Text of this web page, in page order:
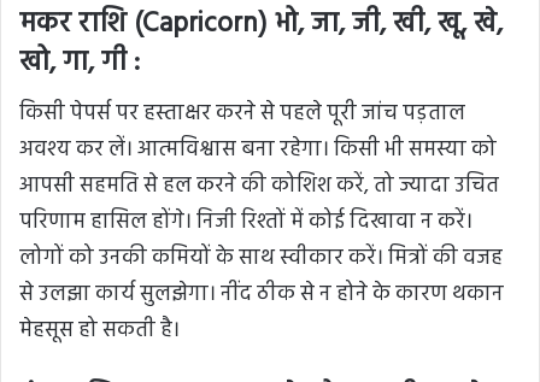
मकर राशि (Capricorn) भो, जा, जी, खी, खू, खे,
खो, गा, गी :
किसी पेपर्स पर हस्ताक्षर करने से पहले पूरी जांच पड़ताल
अवश्य कर लें। आत्मविश्वास बना रहेगा। किसी भी समस्या को
आपसी सहमति से हल करने की कोशिश करें, तो ज्यादा उचित
परिणाम हासिल होंगे। निजी रिश्तों में कोई दिखावा न करें।
लोगों को उनकी कमियों के साथ स्वीकार करें। मित्रों की वजह
से उलझा कार्य सुलझेगा। नींद ठीक से न होने के कारण थकान
मेहसूस हो सकती है।